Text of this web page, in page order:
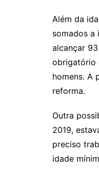
Além da
somados a
alcançar
obrigatório
homens. A
reforma.
Outra
2019,
preciso
idade